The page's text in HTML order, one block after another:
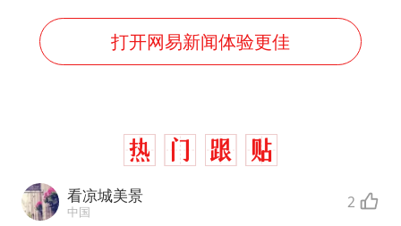
打开网易新闻体验更佳
看凉城美景
中国 2